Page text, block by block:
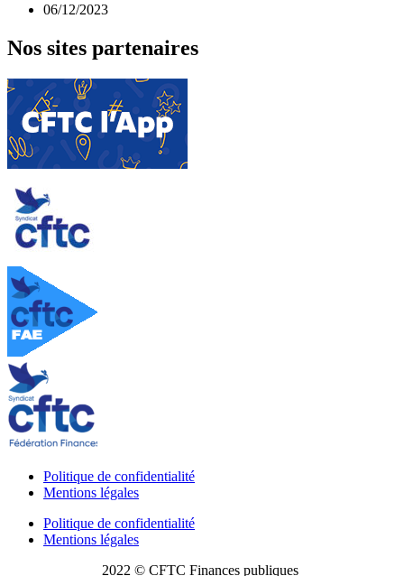
06/12/2023
Nos sites partenaires
Politique de confidentialité
Mentions légales
Politique de confidentialité
Mentions légales
2022 © CFTC Finances publiques